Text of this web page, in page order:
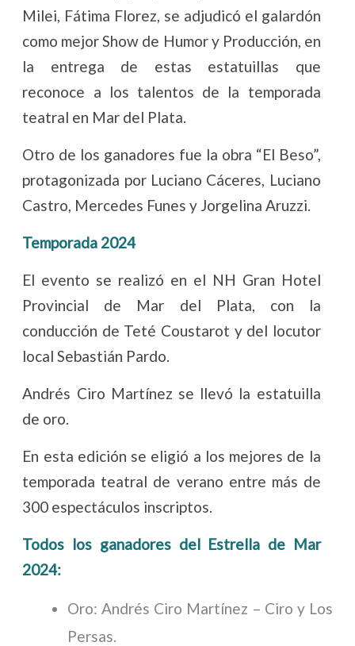
Milei, Fátima Florez, se adjudicó el galardón
como mejor Show de Humor y Producción, en
la entrega de estas estatuillas que
reconoce a los talentos de la temporada
teatral en Mar del Plata.
Otro de los ganadores fue la obra “El Beso”,
protagonizada por Luciano Cáceres, Luciano
Castro, Mercedes Funes y Jorgelina Aruzzi.
Temporada 2024
El evento se realizó en el NH Gran Hotel
Provincial de Mar del Plata, con la
conducción de Teté Coustarot y del locutor
local Sebastián Pardo.
Andrés Ciro Martínez se llevó la estatuilla
de oro.
En esta edición se eligió a los mejores de la
temporada teatral de verano entre más de
300 espectáculos inscriptos.
Todos los ganadores del Estrella de Mar
2024:
Oro: Andrés Ciro Martínez – Ciro y Los
Persas.